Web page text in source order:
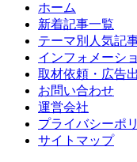
ホーム
新着記事一覧
テーマ別人気記
インフォメーシ
取材依頼・広告
お問い合わせ
運営会社
プライバシーポ
サイトマップ